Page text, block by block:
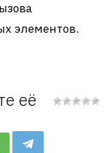
элементов.
её